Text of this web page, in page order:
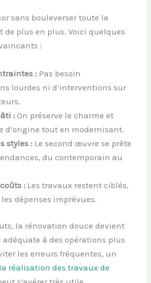
sans bouleverser toute la
de plus en plus. Voici quelques
:
: Pas besoin
lourdes ni d’interventions sur
: On préserve le charme et
d’origine tout en modernisant.
styles : Le second œuvre se prête
du contemporain au
: Les travaux restent ciblés,
dépenses imprévues.
la rénovation douce devient
à des opérations plus
les erreurs fréquentes, un
la réalisation des travaux de